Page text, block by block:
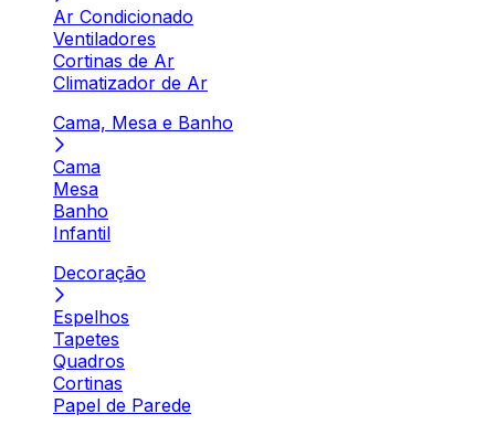
Ar Condicionado
Ventiladores
Cortinas de Ar
Climatizador de Ar
Cama, Mesa e Banho
Cama
Mesa
Banho
Infantil
Decoração
Espelhos
Tapetes
Quadros
Cortinas
Papel de Parede